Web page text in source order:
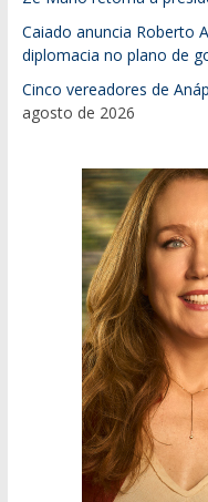
Caiado anuncia Roberto
diplomacia no plano de
Cinco vereadores de
agosto de 2026